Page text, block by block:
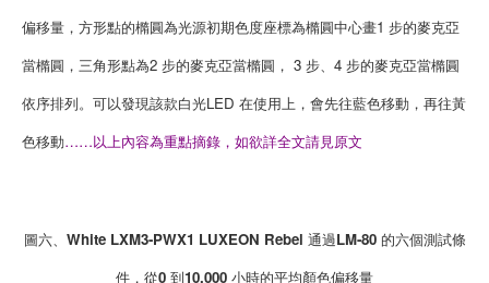
偏移量，方形點的橢圓為光源初期色度座標為橢圓中心畫1 步的麥克亞
當橢圓，三角形點為2 步的麥克亞當橢圓， 3 步、4 步的麥克亞當橢圓
依序排列。可以發現該款白光LED 在使用上，會先往藍色移動，再往黃
色移動……以上內容為重點摘錄，如欲詳全文請見原文
圖六、White LXM3-PWX1 LUXEON Rebel 通過LM-80 的六個測試條
件，從0 到10,000 小時的平均顏色偏移量